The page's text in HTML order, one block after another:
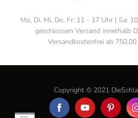
Mo, Di, Mi, Do, Fr: 11 - 17 Uhr | Sa:
geschlossen Versand innerhalb
Versandkostenfrei ab
Copyright © 2021